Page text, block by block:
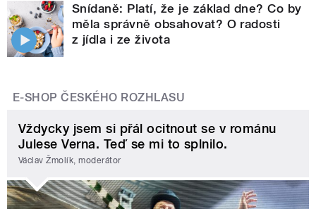
Snídaně: Platí, že je základ dne? Co by
měla správně obsahovat? O radosti
z jídla i ze života
E-SHOP ČESKÉHO ROZHLASU
Vždycky jsem si přál ocitnout se v románu
Julese Verna. Teď se mi to splnilo.
Václav Žmolík, moderátor